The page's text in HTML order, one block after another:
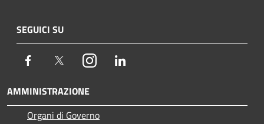
SEGUICI SU
Facebook TwitterInstagram
AMMINISTRAZIONE
Organi di Governo